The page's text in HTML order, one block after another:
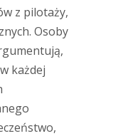
z pilotaży,
Osoby
każdej